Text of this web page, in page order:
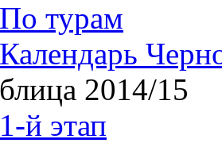
По турам
Календарь
2014/15
1-й этап